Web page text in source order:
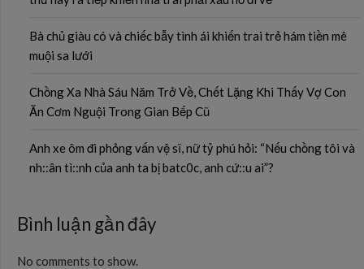
Bà chủ giàu có và chiếc bẫy tình ái khiến trai trẻ hám tiền mê
muội sa lưới
Chồng Xa Nhà Sáu Năm Trở Về, Chết Lặng Khi Thấy Vợ Con
Ăn Cơm Nguội Trong Gian Bếp Cũ
Anh xe ôm đi phỏng vấn vệ sĩ, nữ tỷ phú hỏi: “Nếu chồng tôi và
nh::ân tì::nh của anh ta bị batc0c, anh cứ::u ai”?
Bình luận gần đây
No comments to show.